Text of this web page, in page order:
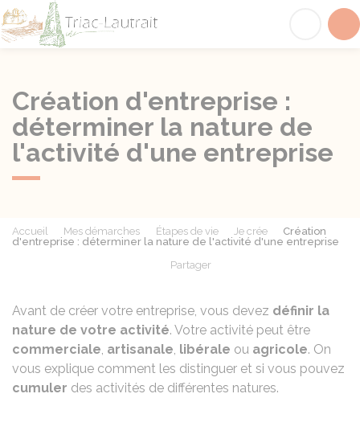
Création d'entreprise :
déterminer la nature de
l'activité d'une entreprise
Accueil Mes démarches Étapes de vie Je crée
Création
d'entreprise : déterminer la nature de l'activité d'une entreprise
Partager
Avant de créer votre entreprise, vous devez définir la
nature de votre activité. Votre activité peut être
commerciale, artisanale, libérale ou agricole. On
vous explique comment les distinguer et si vous pouvez
cumuler des activités de différentes natures.